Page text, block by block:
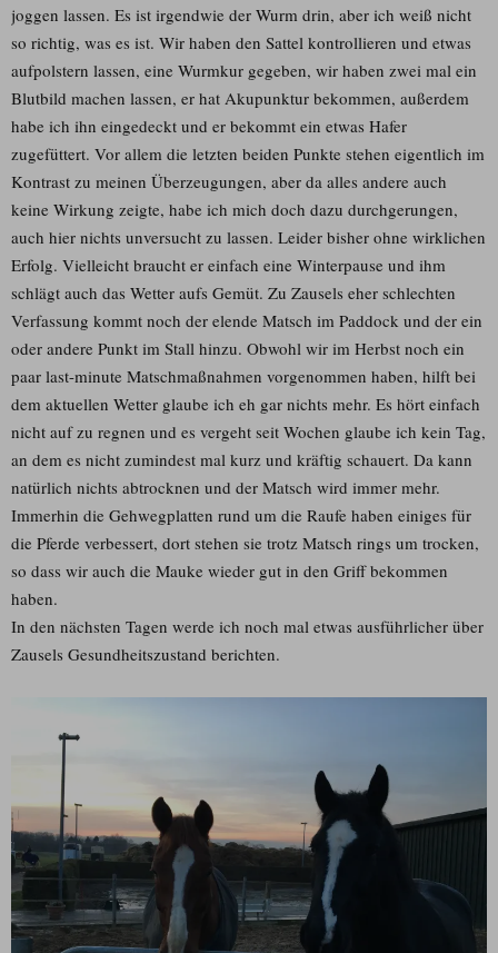
joggen lassen. Es ist irgendwie der Wurm drin, aber ich weiß nicht
so richtig, was es ist. Wir haben den Sattel kontrollieren und etwas
aufpolstern lassen, eine Wurmkur gegeben, wir haben zwei mal ein
Blutbild machen lassen, er hat Akupunktur bekommen, außerdem
habe ich ihn eingedeckt und er bekommt ein etwas Hafer
zugefüttert. Vor allem die letzten beiden Punkte stehen eigentlich im
Kontrast zu meinen Überzeugungen, aber da alles andere auch
keine Wirkung zeigte, habe ich mich doch dazu durchgerungen,
auch hier nichts unversucht zu lassen. Leider bisher ohne wirklichen
Erfolg. Vielleicht braucht er einfach eine Winterpause und ihm
schlägt auch das Wetter aufs Gemüt. Zu Zausels eher schlechten
Verfassung kommt noch der elende Matsch im Paddock und der ein
oder andere Punkt im Stall hinzu. Obwohl wir im Herbst noch ein
paar last-minute Matschmaßnahmen vorgenommen haben, hilft bei
dem aktuellen Wetter glaube ich eh gar nichts mehr. Es hört einfach
nicht auf zu regnen und es vergeht seit Wochen glaube ich kein Tag,
an dem es nicht zumindest mal kurz und kräftig schauert. Da kann
natürlich nichts abtrocknen und der Matsch wird immer mehr.
Immerhin die Gehwegplatten rund um die Raufe haben einiges für
die Pferde verbessert, dort stehen sie trotz Matsch rings um trocken,
so dass wir auch die Mauke wieder gut in den Griff bekommen
haben.
In den nächsten Tagen werde ich noch mal etwas ausführlicher über
Zausels Gesundheitszustand berichten.